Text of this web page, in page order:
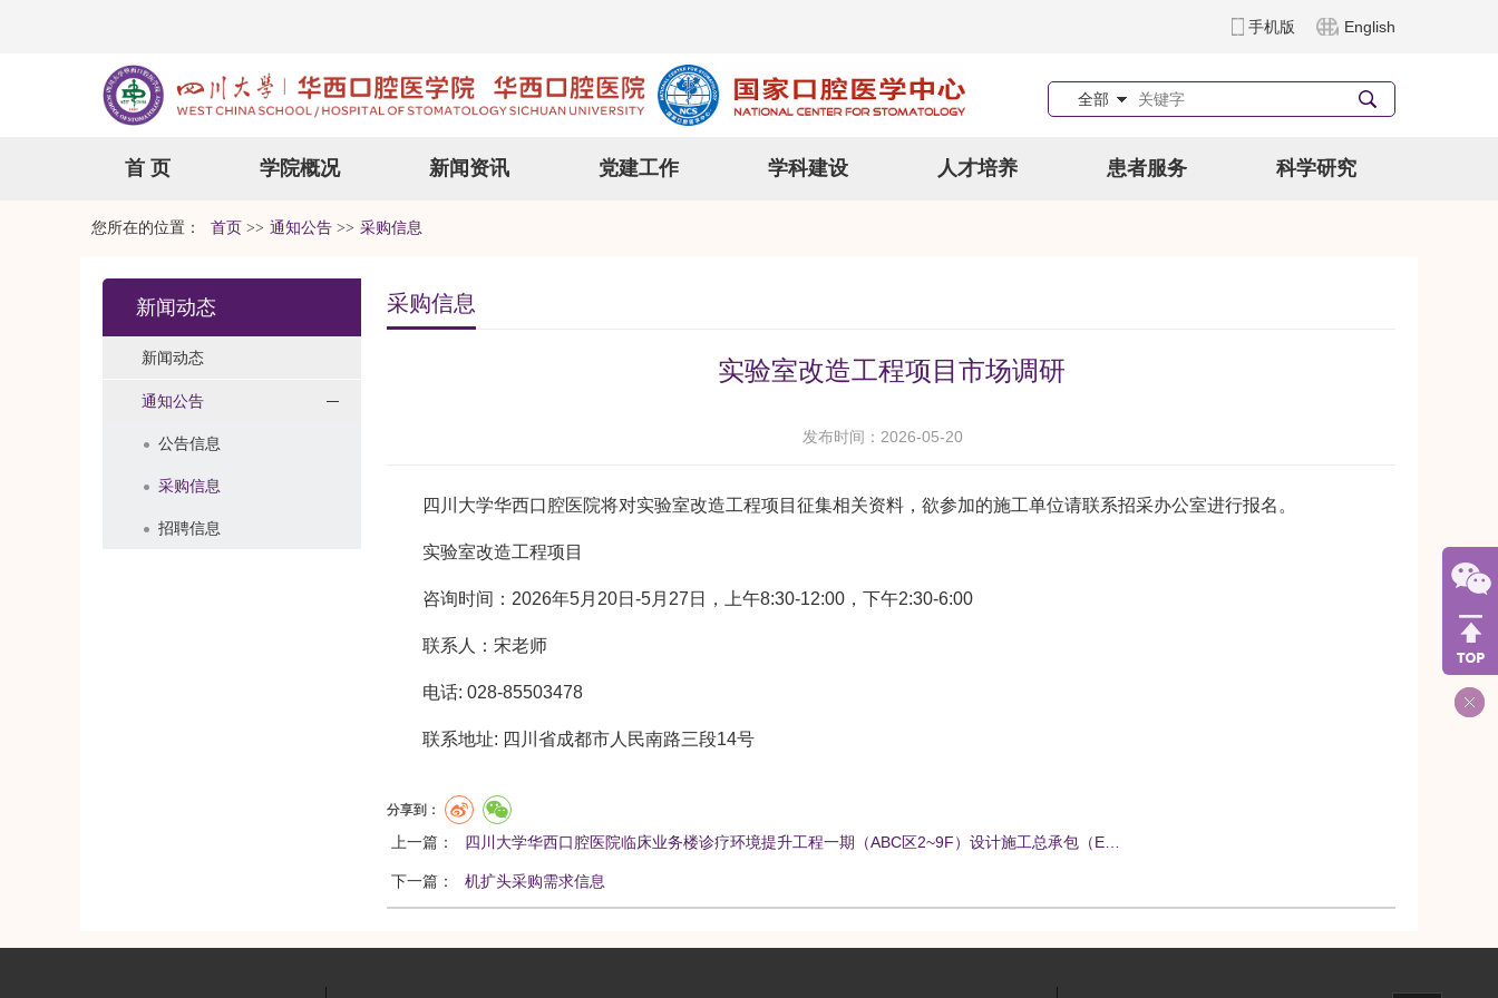
手机版 English
全部
首 页 学院概况 新闻资讯 党建工作 学科建设 人才培养 患者服务 科学研究
您所在的位置： 首页 >> 通知公告 >> 采购信息
新闻动态
新闻动态
通知公告
公告信息
采购信息
招聘信息
采购信息
实验室改造工程项目市场调研
发布时间：2026-05-20
四川大学华西口腔医院将对实验室改造工程项目征集相关资料，欲参加的施工单位请联系招采办公室进行报名。
实验室改造工程项目
咨询时间：2026年5月20日-5月27日，上午8:30-12:00，下午2:30-6:00
联系人：宋老师
电话: 028-85503478
联系地址: 四川省成都市人民南路三段14号
分享到：
上一篇： 四川大学华西口腔医院临床业务楼诊疗环境提升工程一期（ABC区2~9F）设计施工总承包（E…
下一篇： 机扩头采购需求信息